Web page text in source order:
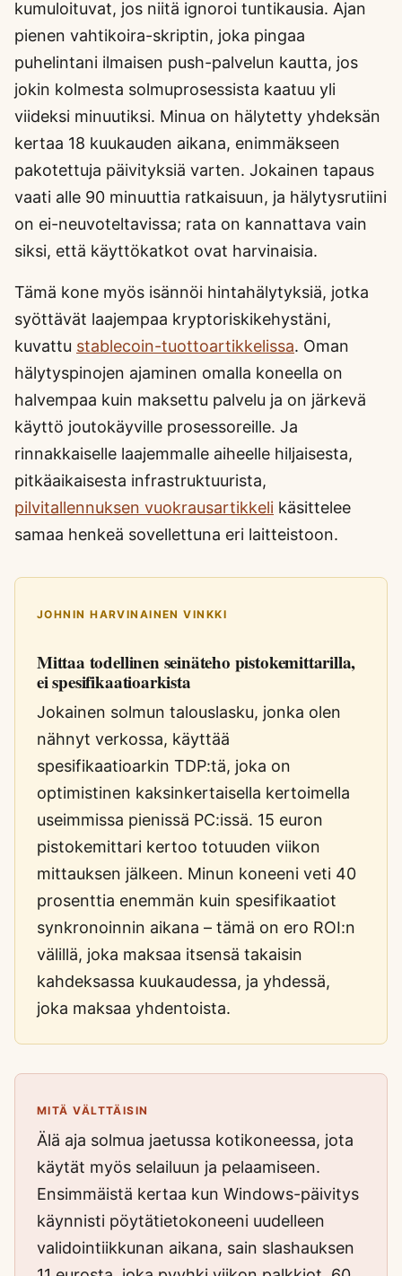
kumuloituvat, jos niitä ignoroi tuntikausia. Ajan
pienen vahtikoira-skriptin, joka pingaa
puhelintani ilmaisen push-palvelun kautta, jos
jokin kolmesta solmuprosessista kaatuu yli
viideksi minuutiksi. Minua on hälytetty yhdeksän
kertaa 18 kuukauden aikana, enimmäkseen
pakotettuja päivityksiä varten. Jokainen tapaus
vaati alle 90 minuuttia ratkaisuun, ja hälytysrutiini
on ei-neuvoteltavissa; rata on kannattava vain
siksi, että käyttökatkot ovat harvinaisia.
Tämä kone myös isännöi hintahälytyksiä, jotka
syöttävät laajempaa kryptoriskikehystäni,
kuvattu stablecoin-tuottoartikkelissa. Oman
hälytyspinojen ajaminen omalla koneella on
halvempaa kuin maksettu palvelu ja on järkevä
käyttö joutokäyville prosessoreille. Ja
rinnakkaiselle laajemmalle aiheelle hiljaisesta,
pitkäaikaisesta infrastruktuurista,
pilvitallennuksen vuokrausartikkeli käsittelee
samaa henkeä sovellettuna eri laitteistoon.
JOHNIN HARVINAINEN VINKKI
Mittaa todellinen seinäteho pistokemittarilla,
ei spesifikaatioarkista
Jokainen solmun talouslasku, jonka olen
nähnyt verkossa, käyttää
spesifikaatioarkin TDP:tä, joka on
optimistinen kaksinkertaisella kertoimella
useimmissa pienissä PC:issä. 15 euron
pistokemittari kertoo totuuden viikon
mittauksen jälkeen. Minun koneeni veti 40
prosenttia enemmän kuin spesifikaatiot
synkronoinnin aikana – tämä on ero ROI:n
välillä, joka maksaa itsensä takaisin
kahdeksassa kuukaudessa, ja yhdessä,
joka maksaa yhdentoista.
MITÄ VÄLTTÄISIN
Älä aja solmua jaetussa kotikoneessa, jota
käytät myös selailuun ja pelaamiseen.
Ensimmäistä kertaa kun Windows-päivitys
käynnisti pöytätietokoneeni uudelleen
validointiikkunan aikana, sain slashauksen